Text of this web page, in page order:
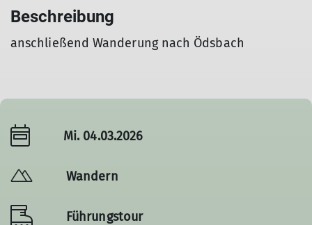
Beschreibung
anschließend Wanderung nach Ödsbach
Mi. 04.03.2026
Wandern
Führungstour